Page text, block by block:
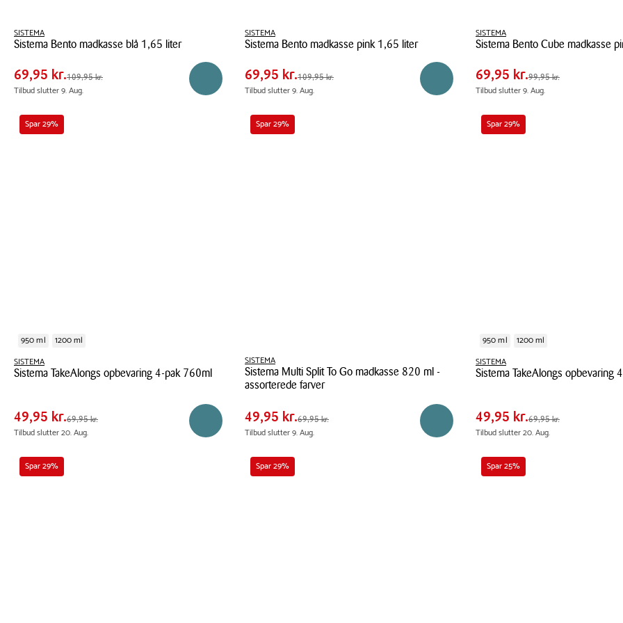
SISTEMA
Sistema Bento madkasse blå 1,65 liter
Sistema
Bento
blå
1,65
Pris
tabel
Pris
69,95 kr.
Førpris 109,95 kr.
69,95 kr.109,95 kr.
Tilbud slutter 9. Aug.
Reservér i butik
SISTEMA
Sistema Bento madkasse pink 1,65 liter
Sistema
Bento
pink
1,65
Pris
tabel
Pris
69,95 kr.
Førpris 109,95 kr.
69,95 kr.109,95 kr.
Tilbud slutter 9. Aug.
Reservér i butik
SISTEMA
Sistema Bento Cube madkasse
Sistema
Bento
madkasse
pink
Pris
tabel
Pris
69,95 kr.
Førpris 99,95 kr.
69,95 kr.99,95 kr.
Tilbud slutter 9. Aug.
Spar 29%
950 ml
1200 ml
SISTEMA
Sistema TakeAlongs opbevaring 4-pak 760ml
TakeAlongs
opbevaring
pak
760ml
Pris
Pris
49,95 kr.
Førpris 69,95 kr.
49,95 kr.69,95 kr.
Tilbud slutter 20. Aug.
Reservér i butik
Spar 29%
SISTEMA
Sistema Multi Split To Go madkasse 820 ml -
assorterede farver
Sistema
Multi
To
Go
Pris
tabel
Pris
49,95 kr.
Førpris 69,95 kr.
49,95 kr.69,95 kr.
Tilbud slutter 9. Aug.
Reservér i butik
Spar 29%
950 ml
1200 ml
SISTEMA
Sistema TakeAlongs opbevaring
TakeAlongs
opbevaring
pak
669
Pris
Pris
49,95 kr.
Førpris 69,95 kr.
49,95 kr.69,95 kr.
Tilbud slutter 20. Aug.
Spar 29% Spar 29% Spar 25%